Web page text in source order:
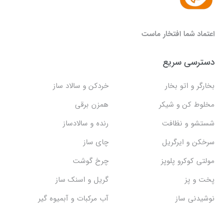
اعتماد شما افتخار ماست
دسترسی سریع
بخارگر و اتو بخار
خردکن و سالاد ساز
مخلوط کن و شیکر
همزن برقی
شستشو و نظافت
رنده و سالادساز
سرخکن و ایرگریل
چای ساز
مولتی کوکرو پلوپز
چرخ گوشت
پخت و پز
گریل و اسنک‌ ساز
نوشیدنی ساز
آب مرکبات و آبمیوه گیر